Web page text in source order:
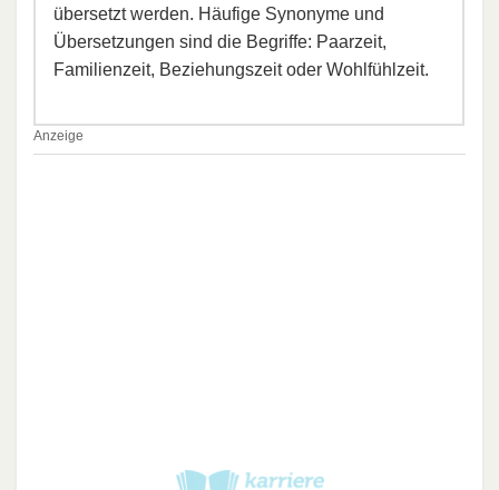
übersetzt werden. Häufige Synonyme und
Übersetzungen sind die Begriffe: Paarzeit,
Familienzeit, Beziehungszeit oder Wohlfühlzeit.
Anzeige